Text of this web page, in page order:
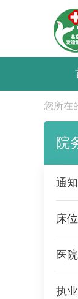
您所在
院
通
床
医
执